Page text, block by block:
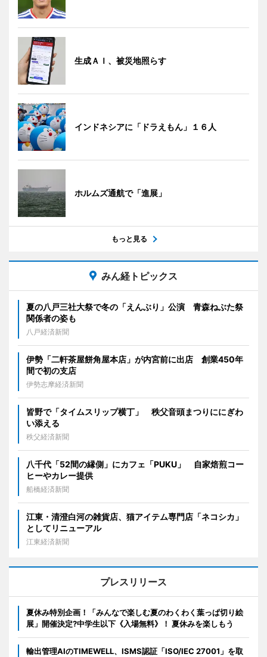
生成ＡＩ、被災地照らす
インドネシアに「ドラえもん」１６人
ホルムズ通航で「進展」
もっと見る
みん経トピックス
夏の八戸三社大祭で冬の「えんぶり」公演 青森ねぶた祭
関係者の姿も
八戸経済新聞
伊勢「二軒茶屋餅角屋本店」が内宮前に出店 創業450年
間で初の支店
伊勢志摩経済新聞
皆野で「タイムスリップ横丁」 秩父音頭まつりににぎわ
い添える
秩父経済新聞
八千代「52間の縁側」にカフェ「PUKU」 自家焙煎コー
ヒーやカレー提供
船橋経済新聞
江東・清澄白河の雑貨店、猫アイテム専門店「ネコシカ」
としてリニューアル
江東経済新聞
プレスリリース
夏休み特別企画！「みんなで楽しむ夏のわくわく葉っぱ切り絵
展」開催決定?中学生以下《入場無料》！ 夏休みを楽しもう
輸出管理AIのTIMEWELL、ISMS認証「ISO/IEC 27001」を取